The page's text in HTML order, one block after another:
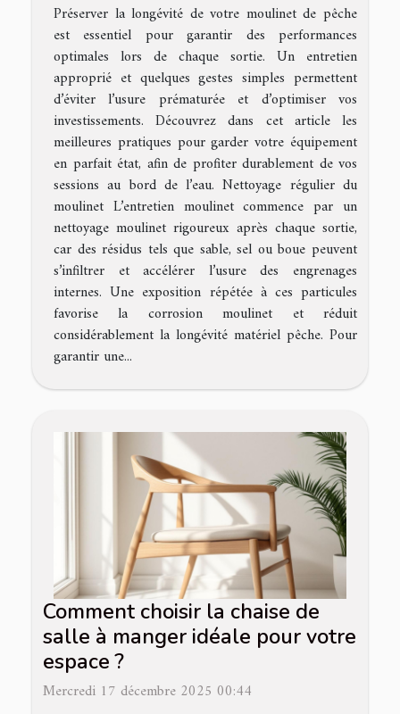
Préserver la longévité de votre moulinet de pêche
est essentiel pour garantir des performances
optimales lors de chaque sortie. Un entretien
approprié et quelques gestes simples permettent
d’éviter l’usure prématurée et d’optimiser vos
investissements. Découvrez dans cet article les
meilleures pratiques pour garder votre équipement
en parfait état, afin de profiter durablement de vos
sessions au bord de l’eau. Nettoyage régulier du
moulinet L’entretien moulinet commence par un
nettoyage moulinet rigoureux après chaque sortie,
car des résidus tels que sable, sel ou boue peuvent
s’infiltrer et accélérer l’usure des engrenages
internes. Une exposition répétée à ces particules
favorise la corrosion moulinet et réduit
considérablement la longévité matériel pêche. Pour
garantir une...
Comment choisir la chaise de
salle à manger idéale pour votre
espace ?
Mercredi 17 décembre 2025 00:44